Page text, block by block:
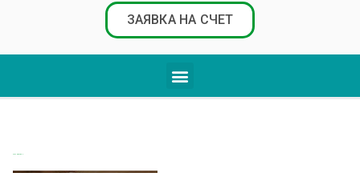
ЗАЯВКА НА СЧЕТ